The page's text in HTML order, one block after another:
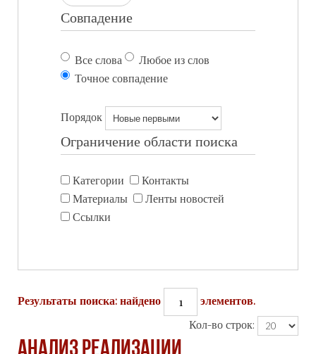
Совпадение
Все слова
Любое из слов
Точное совпадение
Порядок
Ограничение области поиска
Категории
Контакты
Материалы
Ленты новостей
Ссылки
Результаты поиска: найдено 1
элементов.
Кол-во строк: